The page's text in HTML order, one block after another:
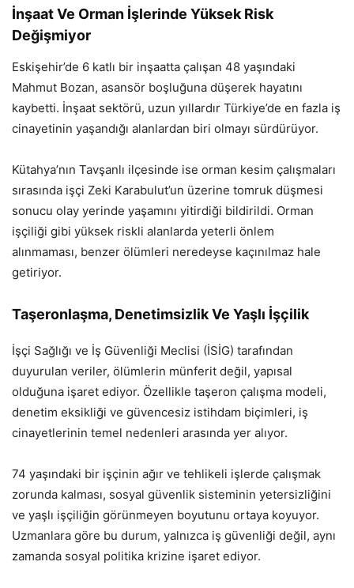
İnşaat Ve Orman İşlerinde Yüksek Risk
Değişmiyor
Eskişehir’de 6 katlı bir inşaatta çalışan 48 yaşındaki
Mahmut Bozan, asansör boşluğuna düşerek hayatını
kaybetti. İnşaat sektörü, uzun yıllardır Türkiye’de en fazla iş
cinayetinin yaşandığı alanlardan biri olmayı sürdürüyor.
Kütahya’nın Tavşanlı ilçesinde ise orman kesim çalışmaları
sırasında işçi Zeki Karabulut’un üzerine tomruk düşmesi
sonucu olay yerinde yaşamını yitirdiği bildirildi. Orman
işçiliği gibi yüksek riskli alanlarda yeterli önlem
alınmaması, benzer ölümleri neredeyse kaçınılmaz hale
getiriyor.
Taşeronlaşma, Denetimsizlik Ve Yaşlı İşçilik
İşçi Sağlığı ve İş Güvenliği Meclisi (İSİG) tarafından
duyurulan veriler, ölümlerin münferit değil, yapısal
olduğuna işaret ediyor. Özellikle taşeron çalışma modeli,
denetim eksikliği ve güvencesiz istihdam biçimleri, iş
cinayetlerinin temel nedenleri arasında yer alıyor.
74 yaşındaki bir işçinin ağır ve tehlikeli işlerde çalışmak
zorunda kalması, sosyal güvenlik sisteminin yetersizliğini
ve yaşlı işçiliğin görünmeyen boyutunu ortaya koyuyor.
Uzmanlara göre bu durum, yalnızca iş güvenliği değil, aynı
zamanda sosyal politika krizine işaret ediyor.